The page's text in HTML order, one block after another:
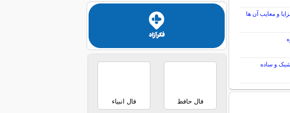
و معایب آن ها
شیک و ساده
فال حافظ فال انبیاء